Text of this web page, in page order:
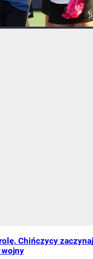
Chińczycy
wojny